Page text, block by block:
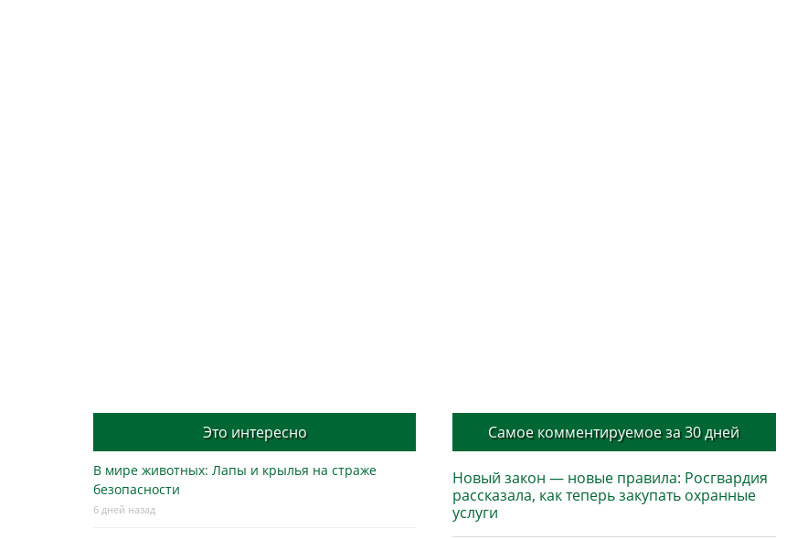
Это интересно
В мире животных: Лапы и крылья на страже
безопасности
6 дней назад
Самое комментируемое за 30 дней
Новый закон — новые правила: Росгвардия
рассказала, как теперь закупать охранные
услуги